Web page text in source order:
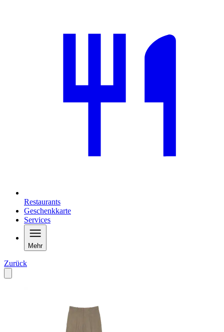
Restaurants
Geschenkkarte
Services
Mehr
Zurück